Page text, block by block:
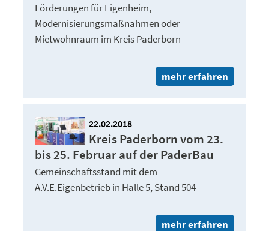
Förderungen für Eigenheim,
Modernisierungsmaßnahmen oder
Mietwohnraum im Kreis Paderborn
mehr erfahren
22.02.2018
Kreis Paderborn vom 23.
bis 25. Februar auf der PaderBau
Gemeinschaftsstand mit dem
A.V.E.Eigenbetrieb in Halle 5, Stand 504
mehr erfahren